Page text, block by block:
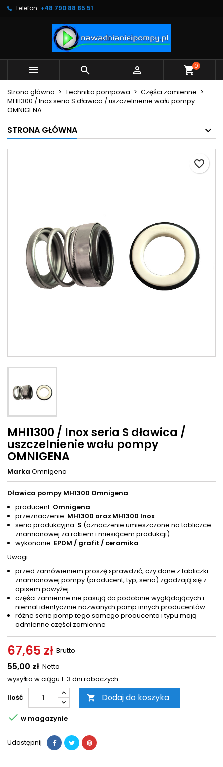
Telefon: +48 790 88 85 51
   shopping_cart0
Strona główna Technika pompowa
Części zamienne
MHI1300 / Inox seria S dławica / uszczelnienie wału pompy
OMNIGENA
STRONA GŁÓWNA
MHI1300 / Inox seria S dławica /
uszczelnienie wału pompy
OMNIGENA
Marka Omnigena
Dławica pompy MH1300 Omnigena
producent: Omnigena
przeznaczenie: MH1300 oraz MH1300 Inox
seria produkcyjna: S (oznaczenie umieszczone na tabliczce
znamionowej za rokiem i miesiącem produkcji)
wykonanie: EPDM / grafit / ceramika
Uwagi:
przed zamówieniem proszę sprawdzić, czy dane z tabliczki
znamionowej pompy (producent, typ, seria) zgadzają się z
opisem powyżej
części zamienne nie pasują do podobnie wyglądających i
niemal identycznie nazwanych pomp innych producentów
różne serie pomp tego samego producenta i typu mają
odmienne części zamienne
67,65 zł Brutto
55,00 zł Netto
wysyłka w ciągu 1-3 dni roboczych
Ilość
 Dodaj do koszyka
favorite_border
 w magazynie
Udostępnij
Moje listy życzeń ×
Utwórz nową listę
Utwórz listę życzeń ×
Nazwa listy życzeń
Anuluj Utwórz listę życzeń
Zaloguj się ×
Musisz być zalogowany by zapisać produkty na
swojej liście życzeń.